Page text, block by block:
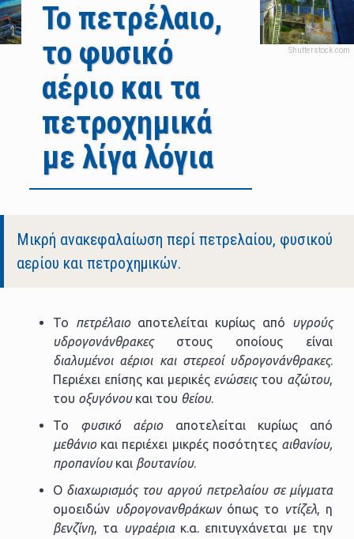
Το πετρέλαιο,
το φυσικό
αέριο και τα
πετροχημικά
με λίγα λόγια
Μικρή ανακεφαλαίωση περί πετρελαίου, φυσικού
αερίου και πετροχημικών.
Το πετρέλαιο αποτελείται κυρίως από υγρούς
υδρογονάνθρακεςστους οποίους είναι
διαλυμένοι αέριοι και στερεοί υδρογονάνθρακες.
Περιέχει επίσης και μερικές ενώσεις του αζώτου,
του οξυγόνουκαι του θείου.
Το φυσικό αέριοαποτελείται κυρίως από
μεθάνιο και περιέχει μικρές ποσότητες αιθανίου,
προπανίου και βουτανίου.
Ο διαχωρισμός του αργού πετρελαίου σε μίγματα
ομοειδών υδρογονανθράκων όπως το ντίζελ, η
βενζίνη, τα υγραέρια κ.α. επιτυγχάνεται με την